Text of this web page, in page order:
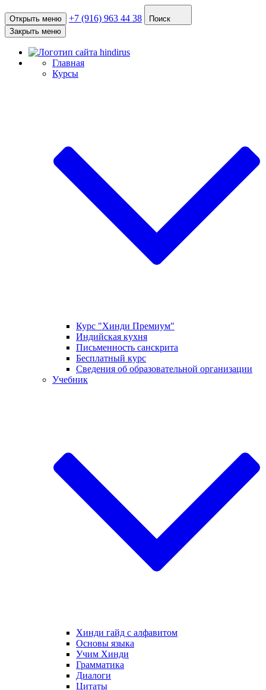
Открыть меню +7 (916) 963 44 38
Поиск
Закрыть меню
Главная
Курсы
Курс "Хинди Премиум"
Индийская кухня
Письменность санскрита
Бесплатный курс
Сведения об образовательной организации
Учебник
Хинди гайд с алфавитом
Основы языка
Учим Хинди
Грамматика
Диалоги
Цитаты